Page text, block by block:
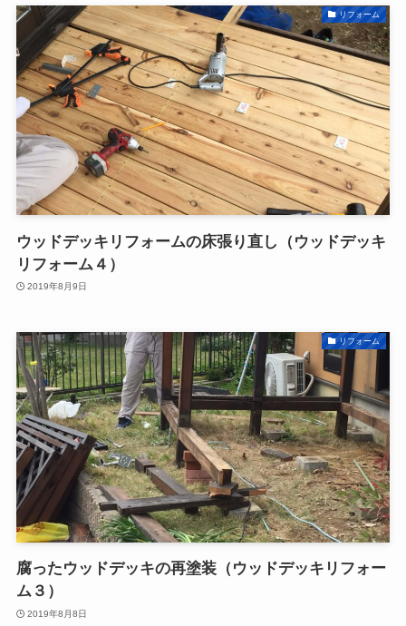
リフォーム
ウッドデッキリフォームの床張り直し（ウッドデッキ
リフォーム４）
2019年8月9日
リフォーム
腐ったウッドデッキの再塗装（ウッドデッキリフォー
ム３）
2019年8月8日